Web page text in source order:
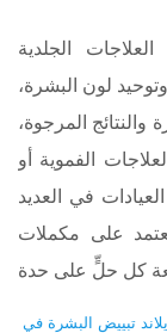
الجلدية
لون البشرة،
المرجوة،
الفموية أو
في العديد
على مكملات
تبييض البشرة في